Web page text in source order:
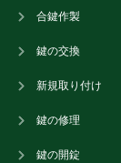
合鍵作製
鍵の交換
新規取り付け
鍵の修理
鍵の開錠